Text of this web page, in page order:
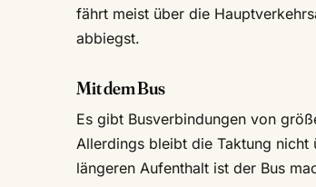
fährt meist über die
abbiegst.
Mit dem Bus
Es gibt Busverbindungen von
Allerdings bleibt die Taktung nicht
längeren Aufenthalt ist der Bus